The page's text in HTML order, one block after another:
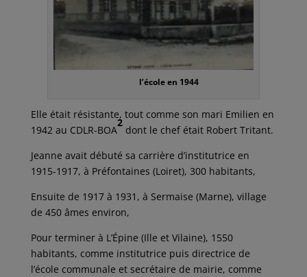
l’école en 1944
Elle était résistante, tout comme son mari Emilien en
1942 au CDLR-BOA
2
dont le chef était Robert Tritant.
Jeanne avait débuté sa carrière d’institutrice en
1915-1917, à Préfontaines (Loiret), 300 habitants,
Ensuite de 1917 à 1931, à Sermaise (Marne), village
de 450 âmes environ,
Pour terminer à L’Épine (Ille et Vilaine), 1550
habitants, comme institutrice puis directrice de
l’école communale et secrétaire de mairie, comme